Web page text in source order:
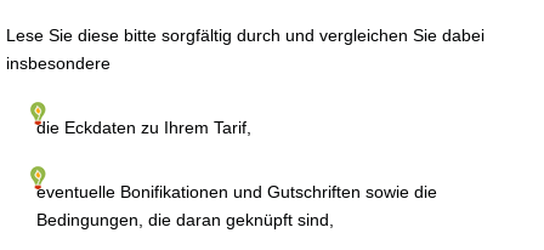
Lese Sie diese bitte sorgfältig durch und vergleichen Sie dabei
insbesondere
die Eckdaten zu Ihrem Tarif,
eventuelle Bonifikationen und Gutschriften sowie die
Bedingungen, die daran geknüpft sind,